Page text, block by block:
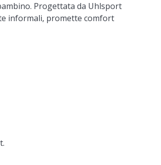
Progettata da Uhlsport
informali, promette comfort